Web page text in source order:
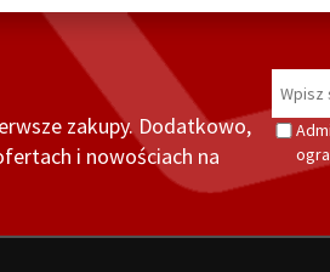
zakupy. Dodatkowo,
i nowościach na